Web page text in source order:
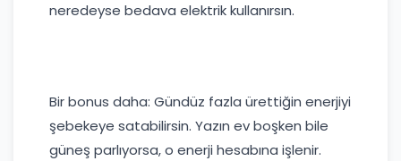
neredeyse bedava elektrik kullanırsın.
Bir bonus daha: Gündüz fazla ürettiğin enerjiyi
şebekeye satabilirsin. Yazın ev boşken bile
güneş parlıyorsa, o enerji hesabına işlenir.